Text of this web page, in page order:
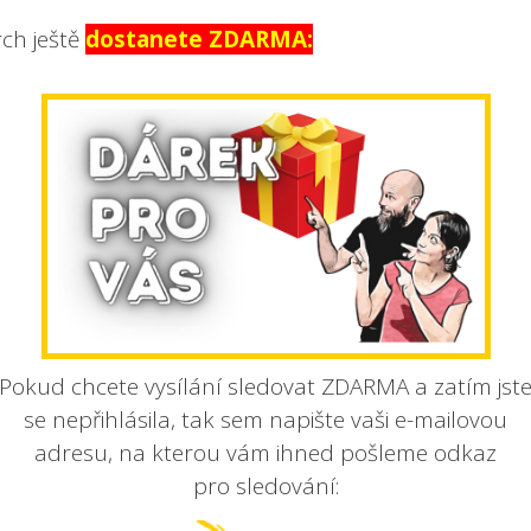
ještě dostanete ZDARMA:
Pokud chcete vysílání sledovat ZDARMA a zatím jste
se nepřihlásila, tak sem napište vaši e-mailovou
adresu, na kterou vám ihned pošleme odkaz
pro sledování: